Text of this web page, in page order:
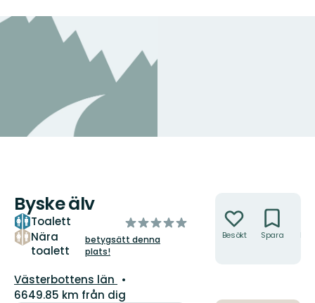
Byske älv
Toalett
Nära
toalett
av
5
betygsätt denna
plats!
Län:
Västerbottens län
6649.85 km från dig
Besökt Spara